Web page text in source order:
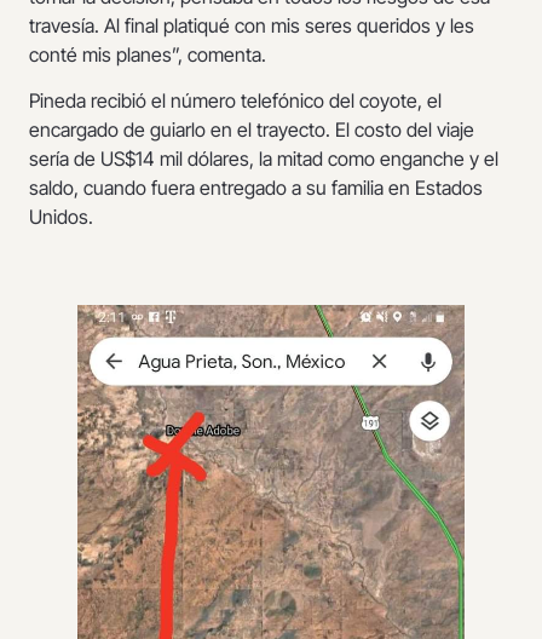
travesía. Al final platiqué con mis seres queridos y les
conté mis planes”, comenta.
Pineda recibió el número telefónico del coyote, el
encargado de guiarlo en el trayecto. El costo del viaje
sería de US$14 mil dólares, la mitad como enganche y el
saldo, cuando fuera entregado a su familia en Estados
Unidos.